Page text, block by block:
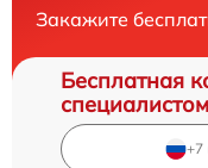
Закажите
Бесплатная
специалистом